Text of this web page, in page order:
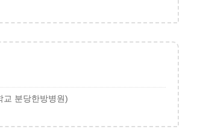
교 분당한방병원)